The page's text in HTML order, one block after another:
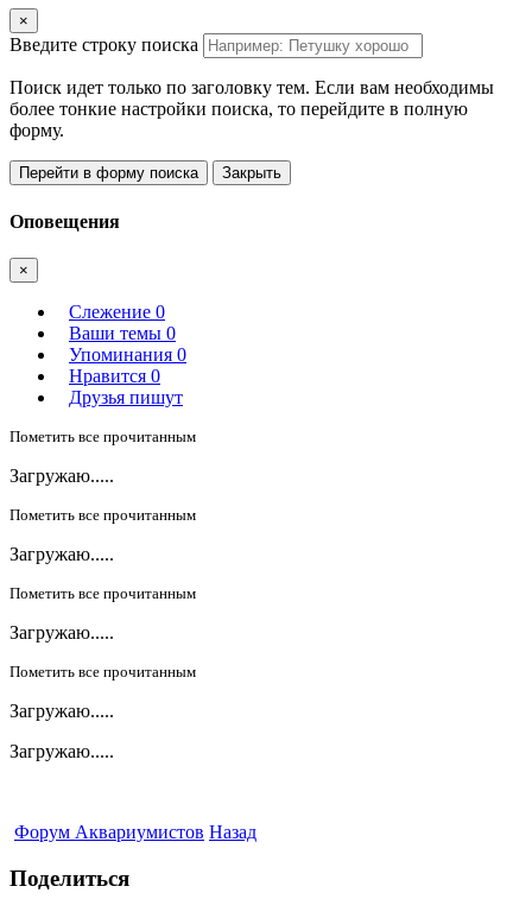
×
Введите строку поиска
Поиск идет только по заголовку тем. Если вам необходимы
более тонкие настройки поиска, то перейдите в полную
форму.
Перейти в форму поиска Закрыть
Оповещения
×
Слежение 0
Ваши темы 0
Упоминания 0
Нравится 0
Друзья пишут
Пометить все прочитанным
Загружаю.....
Пометить все прочитанным
Загружаю.....
Пометить все прочитанным
Загружаю.....
Пометить все прочитанным
Загружаю.....
Загружаю.....
Форум Аквариумистов Назад
Поделиться